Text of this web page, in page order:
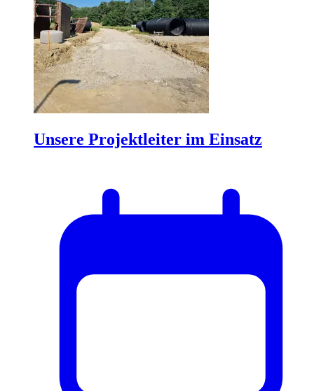
Unsere Projektleiter im Einsatz